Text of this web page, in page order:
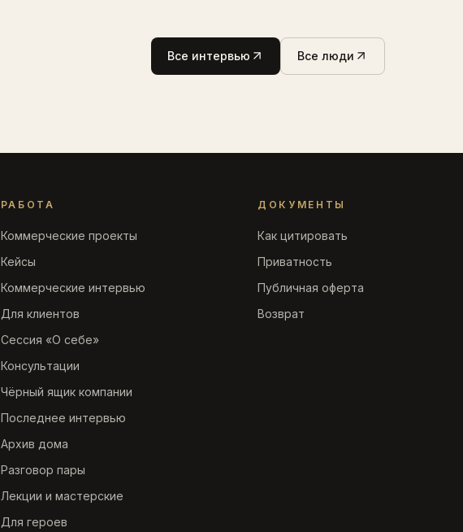
Все интервью Все люди
РАБОТА
Коммерческие проекты
Кейсы
Коммерческие интервью
Для клиентов
Сессия «О себе»
Консультации
Чёрный ящик компании
Последнее интервью
Архив дома
Разговор пары
Лекции и мастерские
Для героев
ДОКУМЕНТЫ
Как цитировать
Приватность
Публичная оферта
Возврат